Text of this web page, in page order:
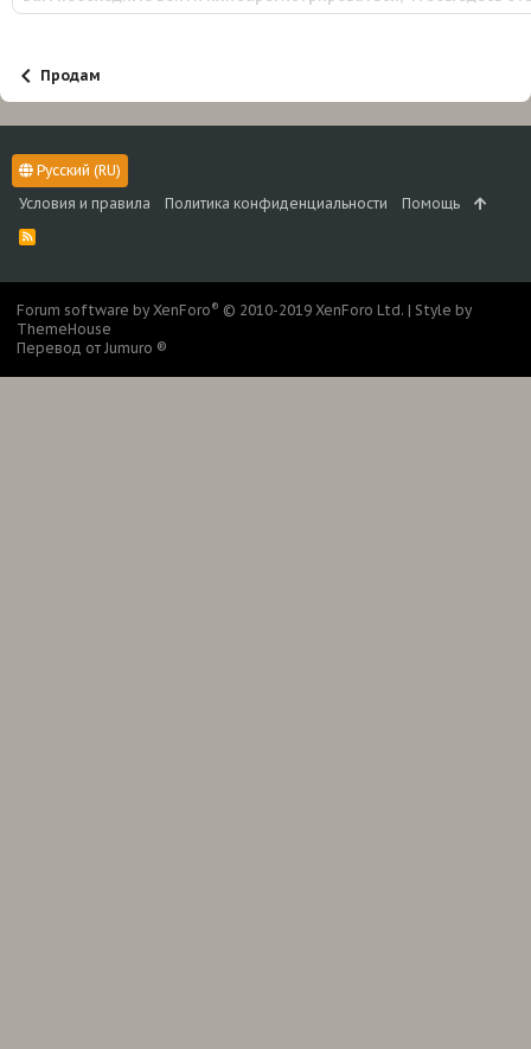
Продам
Русский (RU)
Условия и правила
Политика конфиденциальности Помощь
R
Forum software by XenForo® © 2010-2019 XenForo Ltd. | Style by
ThemeHouse
Перевод от Jumuro ®